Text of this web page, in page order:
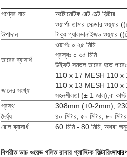
পণ্যের নাম অটোমেটিক বেল্ট মেল্ট ফিল্টার
উপাদান
ওয়ার্পঃ তামার সোল্ডার
টাকুঃ গ্যালভানাইজড
তারের ব্যাসার্ধ
ওয়ার্পঃ ০.২৫ মিমি
প্রস্থঃ ০.৩৫ মিমি
উইফট সমতল তারের হতে
জালের সংখ্যা
110 x 17 MESH 110 x
110 x 13 MESH 110 x
সহনশীলতা (± 1 জাল),বা
প্রস্থ
308mm (+0-2mm);
দৈর্ঘ্য
৪০ মিটার, ৫০ মিটার, ৮০
রোল ব্যাসার্ধ
60 মিমি - 80 মিমি, অথবা
বিপরীত ডাচ ওয়েভ গলিত রাবার প্লাস্টিক ফিল্টারিংসাধারণ